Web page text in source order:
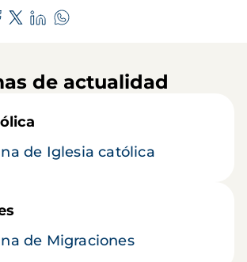
de actualidad
de Iglesia católica
de Migraciones